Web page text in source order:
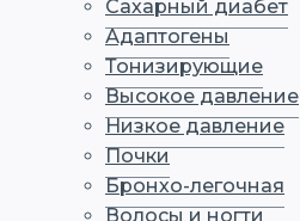
Сахарный диабет
Адаптогены
Тонизирующие
Высокое давление
Низкое давление
Почки
Бронхо-легочная
Волосы и ногти